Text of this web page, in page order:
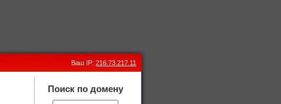
Ваш IP: 216.73.217.11
Поиск по домену